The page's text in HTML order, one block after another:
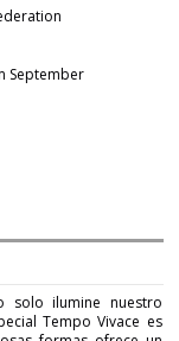
September
solo ilumine nuestro
Tempo Vivace es